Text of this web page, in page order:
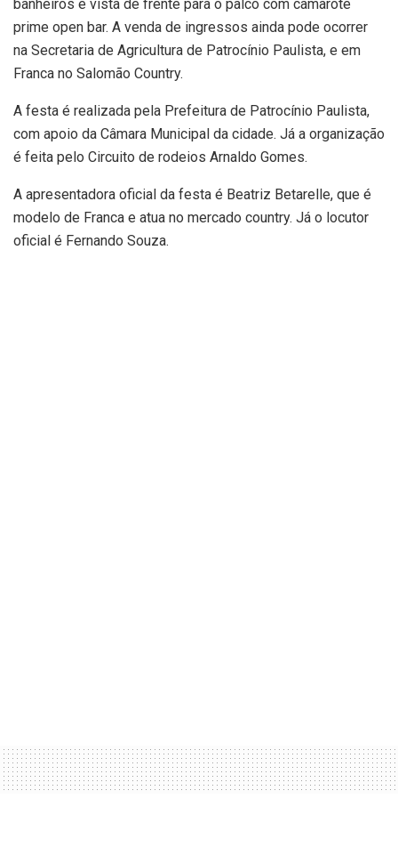
banheiros e vista de frente para o palco com camarote
prime open bar. A venda de ingressos ainda pode ocorrer
na Secretaria de Agricultura de Patrocínio Paulista, e em
Franca no Salomão Country.
A festa é realizada pela Prefeitura de Patrocínio Paulista,
com apoio da Câmara Municipal da cidade. Já a organização
é feita pelo Circuito de rodeios Arnaldo Gomes.
A apresentadora oficial da festa é Beatriz Betarelle, que é
modelo de Franca e atua no mercado country. Já o locutor
oficial é Fernando Souza.